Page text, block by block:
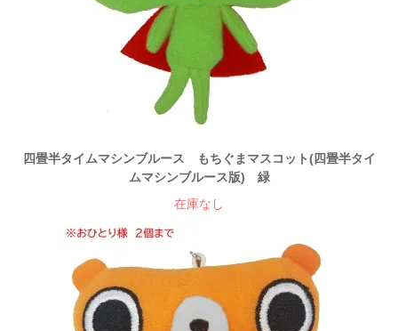
四畳半タイムマシンブルース もちぐまマスコット(四畳半タイ
ムマシンブルース版) 緑
在庫なし